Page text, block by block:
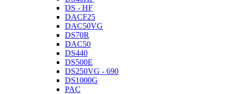
DS - HF
DACF25
DAC50VG
DS70R
DAC50
DS440
DS500E
DS250VG - 690
DS1000G
PAC